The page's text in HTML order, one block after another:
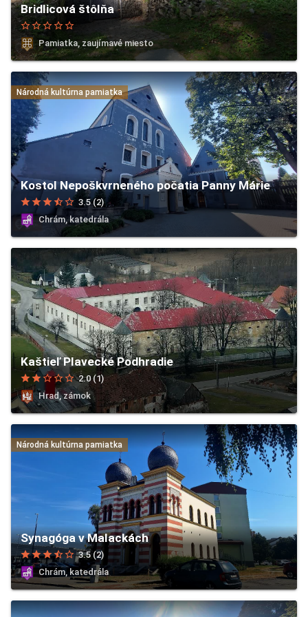
Bridlicová štôlňa
star_borderstar_borderstar_borderstar_borderstar_border
Pamiatka, zaujímavé miesto
Národná kultúrna pamiatka
Kostol Nepoškvrneného počatia Panny Márie
starstarstarstar_halfstar_border 3.5 (2)
Chrám, katedrála
Kaštieľ Plavecké Podhradie
starstarstar_borderstar_borderstar_border 2.0 (1)
Hrad, zámok
Národná kultúrna pamiatka
Synagóga v Malackách
starstarstarstar_halfstar_border 3.5 (2)
Chrám, katedrála